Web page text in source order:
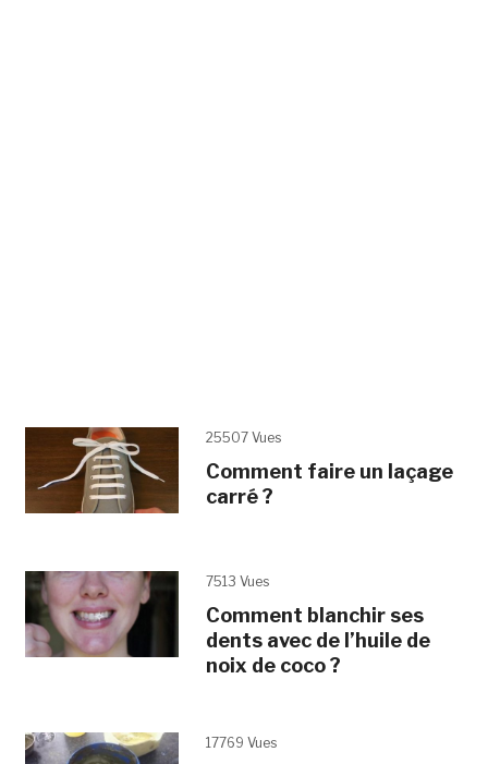
25507 Vues
Comment faire un laçage
carré ?
7513 Vues
Comment blanchir ses
dents avec de l’huile de
noix de coco ?
17769 Vues